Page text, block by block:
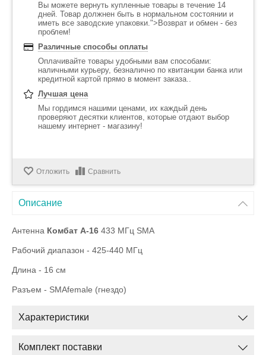
Вы можете вернуть купленные товары в течение 14
дней. Товар должнен быть в нормальном состоянии и
иметь все заводские упаковки.">Возврат и обмен - без
проблем!
Различные способы оплаты
Оплачивайте товары удобными вам способами:
наличными курьеру, безналично по квитанции банка или
кредитной картой прямо в момент заказа..
Лучшая цена
Мы гордимся нашими ценами, их каждый день
проверяют десятки клиентов, которые отдают выбор
нашему интернет - магазину!
Отложить Сравнить
Описание
Антенна Комбат А-16 433 МГц SMA
Рабочий диапазон - 425-440 МГц
Длина - 16 см
Разъем - SMAfemale (гнездо)
Характеристики
Комплект поставки